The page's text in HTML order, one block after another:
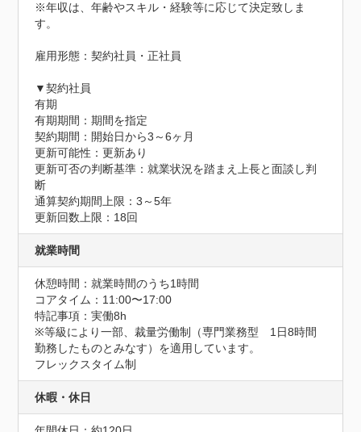
※年収は、年齢やスキル・経験等に応じて決定致しま
す。
雇用形態：契約社員・正社員
▼契約社員
有期
有期期間：期間を指定
契約期間：開始日から3～6ヶ月
更新可能性：更新あり
更新可否の判断基準：就業状況を踏まえ上長と面談し判
断
通算契約期間上限：3～5年
更新回数上限：18回
就業時間
休憩時間：就業時間のうち1時間
コアタイム：11:00〜17:00
特記事項：実働8h
※等級により一部、裁量労働制（専門業務型　1日8時間
勤務したものとみなす）を適用しています。
フレックスタイム制
休暇・休日